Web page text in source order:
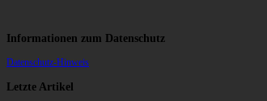
Informationen zum Datenschutz
Datenschutz-Hinweis
Letzte Artikel